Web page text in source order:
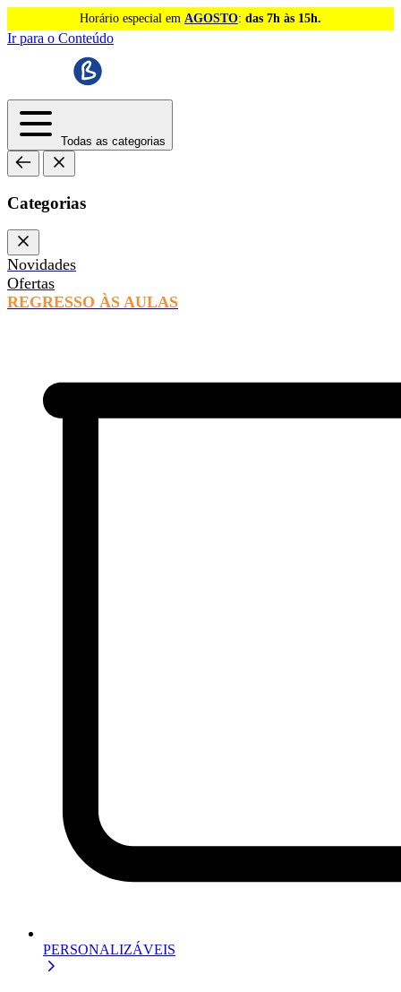
Horário especial em AGOSTO: das 7h às 15h.
Ir para o Conteúdo
Todas as categorias
Categorias
Novidades
Ofertas
REGRESSO ÀS AULAS
PERSONALIZÁVEIS